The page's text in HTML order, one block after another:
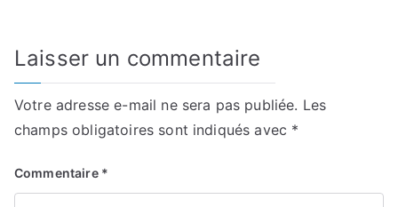
Laisser un commentaire
Votre adresse e-mail ne sera pas publiée. Les
champs obligatoires sont indiqués avec *
Commentaire *